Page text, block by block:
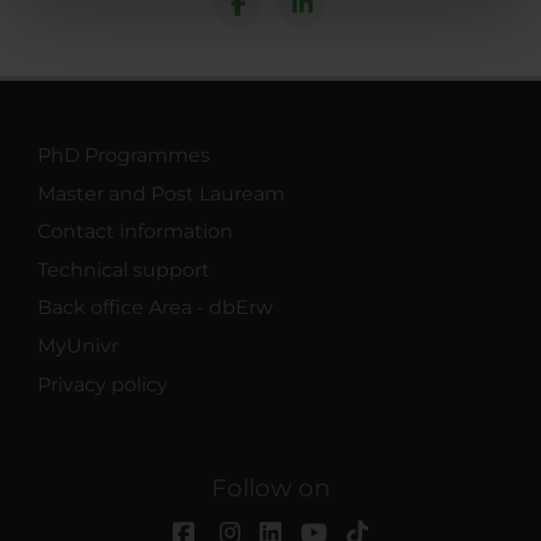
nostri partner che si occupano di analisi dei dati web,
PhD Programmes
Master and Post Lauream
Contact information
Technical support
Back office Area - dbErw
MyUnivr
Privacy policy
Follow on